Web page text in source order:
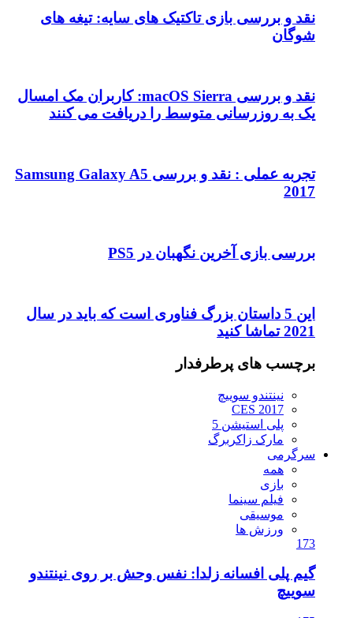
نقد و بررسی بازی تاکتیک های سایه: تیغه های
شوگان
نقد و بررسی macOS Sierra: کاربران مک امسال
یک به روزرسانی متوسط را دریافت می کنند
تجربه عملی : نقد و بررسی Samsung Galaxy A5
2017
بررسی بازی آخرین نگهبان در PS5
این 5 داستان بزرگ فناوری است که باید در سال
2021 تماشا کنید
برچسب های پرطرفدار
نینتندو سوییچ
CES 2017
پلی استیشن 5
مارک زاکربرگ
سرگرمی
همه
بازی
فیلم سینما
موسیقی
ورزش ها
173
گیم پلی افسانه زلدا: نفس وحش بر روی نینتندو
سوییچ